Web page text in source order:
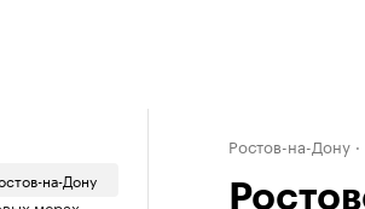
на-Дону
Ростов-на-Дону